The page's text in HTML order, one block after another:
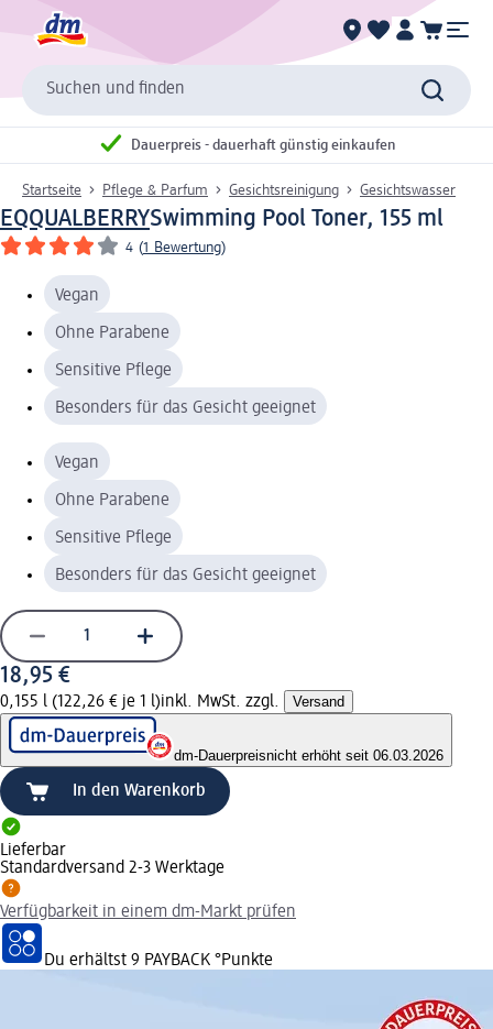
Suchen und finden
Dauerpreis - dauerhaft günstig einkaufen
Startseite Pflege & Parfum Gesichtsreinigung Gesichtswasser
EQQUALBERRYSwimming Pool Toner, 155 ml
4 (1 Bewertung)
Vegan
Ohne Parabene
Sensitive Pflege
Besonders für das Gesicht geeignet
Vegan
Ohne Parabene
Sensitive Pflege
Besonders für das Gesicht geeignet
18,95 €
0,155 l (122,26 € je 1 l)inkl. MwSt. zzgl. Versand
dm-Dauerpreisnicht erhöht seit 06.03.2026
In den Warenkorb
Lieferbar
Standardversand 2-3 Werktage
Verfügbarkeit in einem dm-Markt prüfen
Du erhältst 9 PAYBACK °Punkte